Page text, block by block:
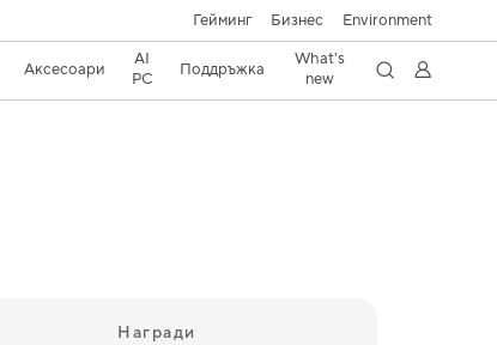
Гейминг Бизнес Environment
Аксесоари
AI
PC
Поддръжка
What's
new
Награди